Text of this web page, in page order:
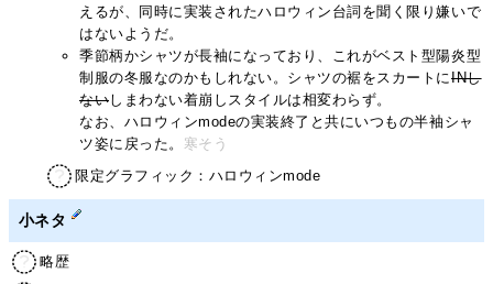
えるが、同時に実装されたハロウィン台詞を聞く限り嫌いで
はないようだ。
季節柄かシャツが長袖になっており、これがベスト型陽炎型
制服の冬服なのかもしれない。シャツの裾をスカートにINし
ないしまわない着崩しスタイルは相変わらず。
なお、ハロウィンmodeの実装終了と共にいつもの半袖シャ
ツ姿に戻った。 寒そう
限定グラフィック：ハロウィンmode
小ネタ
略歴